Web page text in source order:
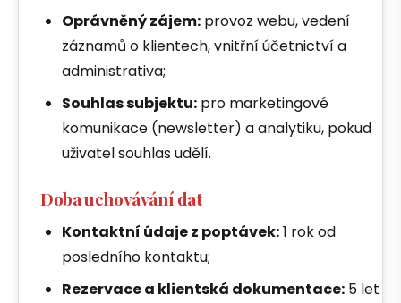
Oprávněný zájem: provoz webu, vedení
záznamů o klientech, vnitřní účetnictví a
administrativa;
Souhlas subjektu: pro marketingové
komunikace (newsletter) a analytiku, pokud
uživatel souhlas udělí.
Doba uchovávání dat
Kontaktní údaje z poptávek:1 rok od
posledního kontaktu;
Rezervace a klientská dokumentace: 5 let